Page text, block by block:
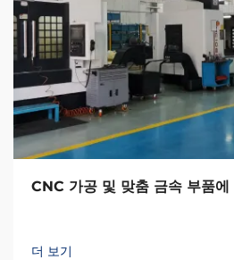
CNC 가공 및 맞춤 금속 부품에
더 보기